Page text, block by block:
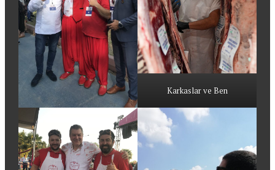
Karkaslar ve Ben